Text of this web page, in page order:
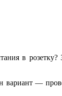
в розетку?
вариант —